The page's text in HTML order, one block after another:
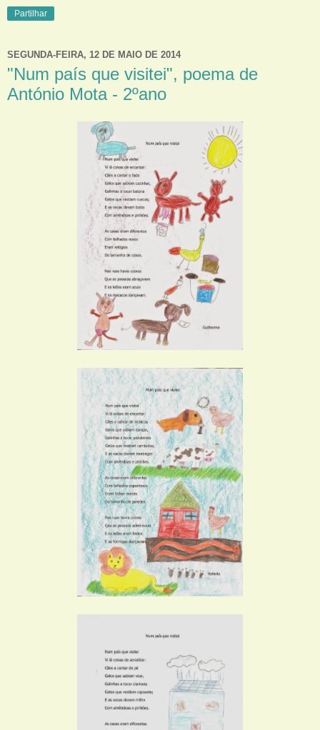
Partilhar
SEGUNDA-FEIRA, 12 DE MAIO DE 2014
"Num país que visitei", poema de
António Mota - 2ºano